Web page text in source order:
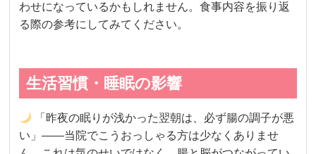
わせになっているかもしれません。食事内容を振り返
る際の参考にしてみてください。
生活習慣・睡眠の影響
「昨夜の眠りが浅かった翌朝は、必ず腸の調子が悪
い」——当院でこうおっしゃる方は少なくありませ